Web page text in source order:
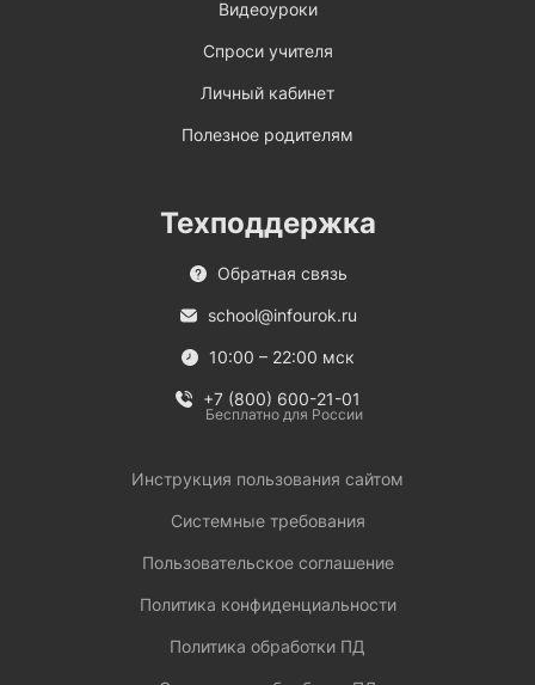
Видеоуроки
Спроси учителя
Личный кабинет
Полезное родителям
Техподдержка
Обратная связь
school@infourok.ru
10:00 – 22:00 мск
+7 (800) 600-21-01
Бесплатно для России
Инструкция пользования сайтом
Системные требования
Пользовательское соглашение
Политика конфиденциальности
Политика обработки ПД